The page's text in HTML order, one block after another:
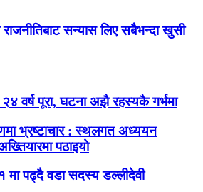
सन्यास लिए सबैभन्दा खुसी
२४ वर्ष पूरा, घटना अझै रहस्यकै गर्भमा
भ्रष्टाचार : स्थलगत अध्ययन
पठाइयो
मा पढ्दै वडा सदस्य डल्लीदेवी